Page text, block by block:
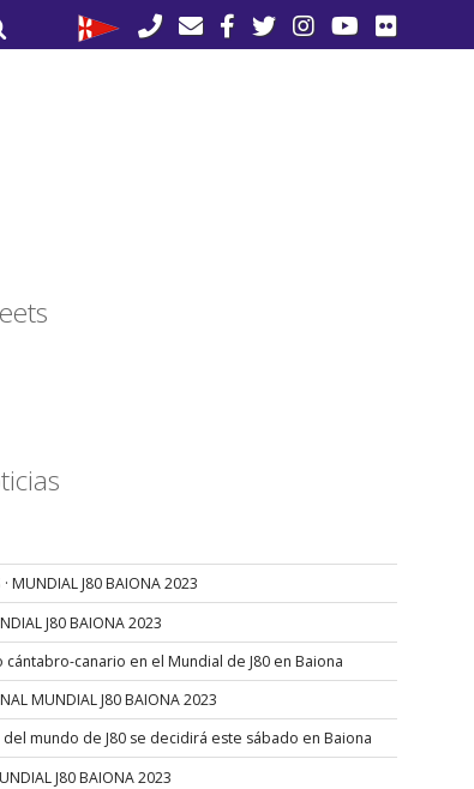
por:
· MUNDIAL J80 BAIONA 2023
J80 BAIONA 2023
cántabro-canario en el Mundial de J80 en Baiona
MUNDIAL J80 BAIONA 2023
mundo de J80 se decidirá este sábado en Baiona
J80 BAIONA 2023